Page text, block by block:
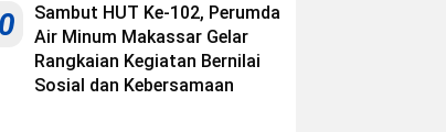
Sambut HUT Ke-102, Perumda
Air Minum Makassar Gelar
Rangkaian Kegiatan Bernilai
Sosial dan Kebersamaan